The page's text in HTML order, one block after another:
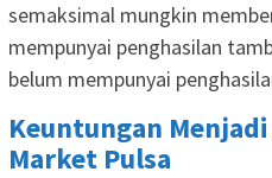
semaksimal mungkin
mempunyai penghasilan
belum mempunyai
Keuntungan
Market Pulsa